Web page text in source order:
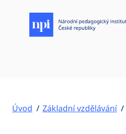
Úvod Základní vzdělávání